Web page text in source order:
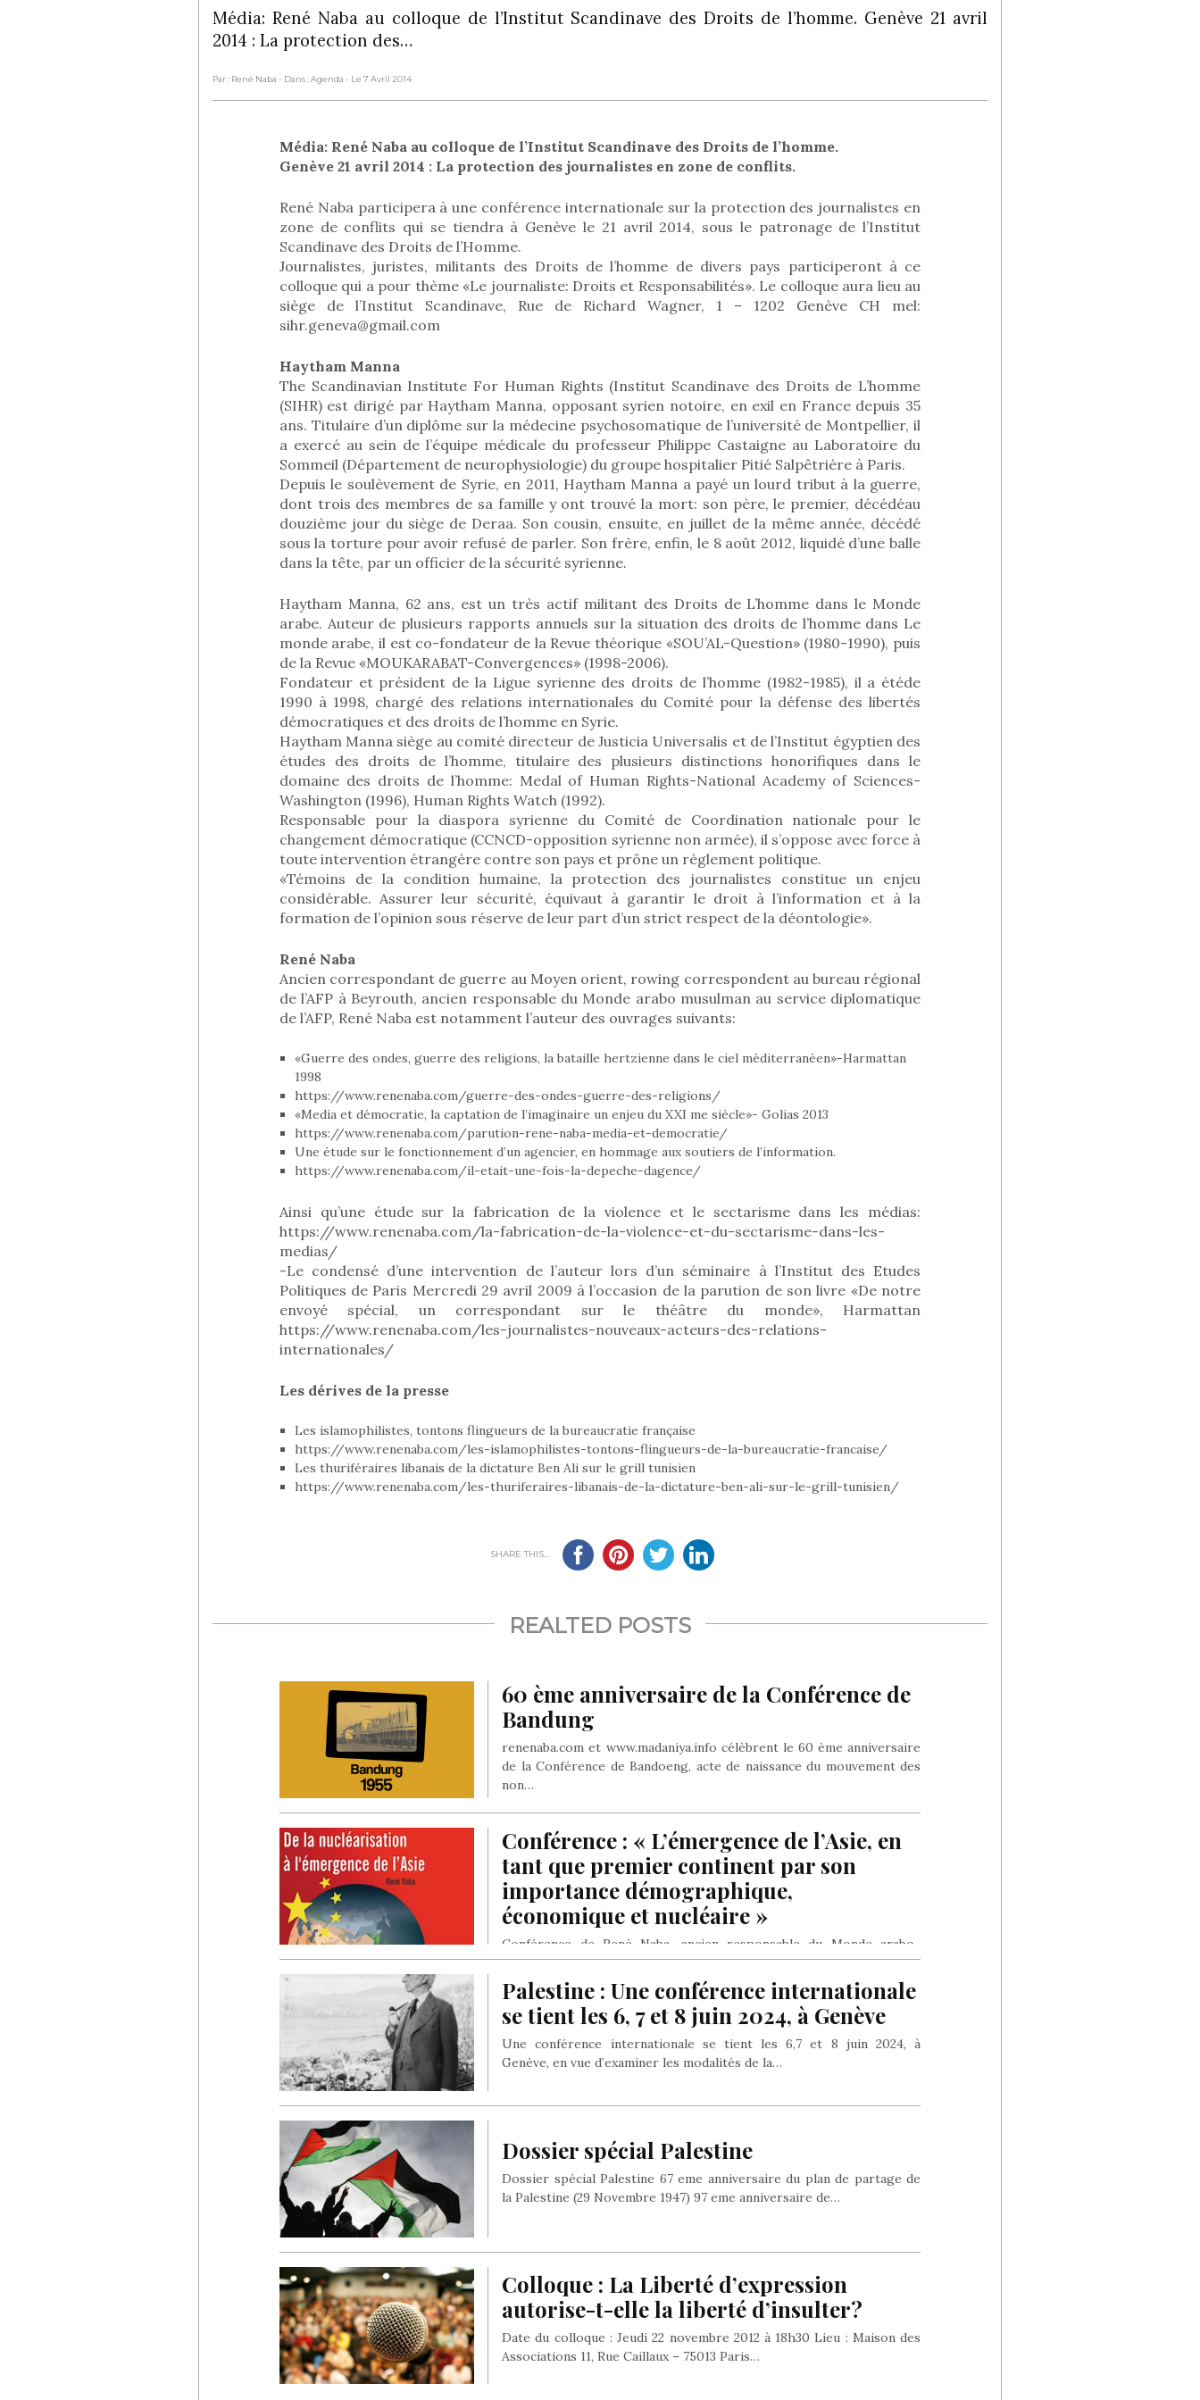
Média: René Naba au colloque de l’Institut Scandinave des Droits de l’homme. Genève 21 avril
2014 : La protection des…
Par : René Naba - Dans : Agenda - Le 7 Avril 2014
Média: René Naba au colloque de l’Institut Scandinave des Droits de l’homme.
Genève 21 avril 2014 : La protection des journalistes en zone de conflits.
René Naba participera à une conférence internationale sur la protection des journalistes en
zone de conflits qui se tiendra à Genève le 21 avril 2014, sous le patronage de l’Institut
Scandinave des Droits de l’Homme.
Journalistes, juristes, militants des Droits de l’homme de divers pays participeront à ce
colloque qui a pour thème «Le journaliste: Droits et Responsabilités». Le colloque aura lieu au
siège de l’Institut Scandinave, Rue de Richard Wagner, 1 – 1202 Genève CH mel:
sihr.geneva@gmail.com
Haytham Manna
The Scandinavian Institute For Human Rights (Institut Scandinave des Droits de L’homme
(SIHR) est dirigé par Haytham Manna, opposant syrien notoire, en exil en France depuis 35
ans. Titulaire d’un diplôme sur la médecine psychosomatique de l’université de Montpellier, il
a exercé au sein de l’équipe médicale du professeur Philippe Castaigne au Laboratoire du
Sommeil (Département de neurophysiologie) du groupe hospitalier Pitié Salpêtrière à Paris.
Depuis le soulèvement de Syrie, en 2011, Haytham Manna a payé un lourd tribut à la guerre,
dont trois des membres de sa famille y ont trouvé la mort: son père, le premier, décédéau
douzième jour du siège de Deraa. Son cousin, ensuite, en juillet de la même année, décédé
sous la torture pour avoir refusé de parler. Son frère, enfin, le 8 août 2012, liquidé d’une balle
dans la tête, par un officier de la sécurité syrienne.
Haytham Manna, 62 ans, est un très actif militant des Droits de L’homme dans le Monde
arabe. Auteur de plusieurs rapports annuels sur la situation des droits de l’homme dans Le
monde arabe, il est co-fondateur de la Revue théorique «SOU’AL-Question» (1980-1990), puis
de la Revue «MOUKARABAT-Convergences» (1998-2006).
Fondateur et président de la Ligue syrienne des droits de l’homme (1982-1985), il a étéde
1990 à 1998, chargé des relations internationales du Comité pour la défense des libertés
démocratiques et des droits de l’homme en Syrie.
Haytham Manna siège au comité directeur de Justicia Universalis et de l’Institut égyptien des
études des droits de l’homme, titulaire des plusieurs distinctions honorifiques dans le
domaine des droits de l’homme: Medal of Human Rights-National Academy of Sciences-
Washington (1996), Human Rights Watch (1992).
Responsable pour la diaspora syrienne du Comité de Coordination nationale pour le
changement démocratique (CCNCD-opposition syrienne non armée), il s’oppose avec force à
toute intervention étrangère contre son pays et prône un règlement politique.
«Témoins de la condition humaine, la protection des journalistes constitue un enjeu
considérable. Assurer leur sécurité, équivaut à garantir le droit à l’information et à la
formation de l’opinion sous réserve de leur part d’un strict respect de la déontologie».
René Naba
Ancien correspondant de guerre au Moyen orient, rowing correspondent au bureau régional
de l’AFP à Beyrouth, ancien responsable du Monde arabo musulman au service diplomatique
de l’AFP, René Naba est notamment l’auteur des ouvrages suivants:
«Guerre des ondes, guerre des religions, la bataille hertzienne dans le ciel méditerranéen»-Harmattan
1998
https://www.renenaba.com/guerre-des-ondes-guerre-des-religions/
«Media et démocratie, la captation de l’imaginaire un enjeu du XXI me siècle»- Golias 2013
https://www.renenaba.com/parution-rene-naba-media-et-democratie/
Une étude sur le fonctionnement d’un agencier, en hommage aux soutiers de l’information.
https://www.renenaba.com/il-etait-une-fois-la-depeche-dagence/
Ainsi qu’une étude sur la fabrication de la violence et le sectarisme dans les médias:
https://www.renenaba.com/la-fabrication-de-la-violence-et-du-sectarisme-dans-les-
medias/
-Le condensé d’une intervention de l’auteur lors d’un séminaire à l’Institut des Etudes
Politiques de Paris Mercredi 29 avril 2009 à l’occasion de la parution de son livre «De notre
envoyé spécial, un correspondant sur le théâtre du monde», Harmattan
https://www.renenaba.com/les-journalistes-nouveaux-acteurs-des-relations-
internationales/
Les dérives de la presse
Les islamophilistes, tontons flingueurs de la bureaucratie française
https://www.renenaba.com/les-islamophilistes-tontons-flingueurs-de-la-bureaucratie-francaise/
Les thuriféraires libanais de la dictature Ben Ali sur le grill tunisien
https://www.renenaba.com/les-thuriferaires-libanais-de-la-dictature-ben-ali-sur-le-grill-tunisien/
SHARE THIS...
REALTED POSTS
60 ème anniversaire de la Conférence de
Bandung
renenaba.com et www.madaniya.info célèbrent le 60 ème anniversaire
de la Conférence de Bandoeng, acte de naissance du mouvement des
non…
Conférence : « L’émergence de l’Asie, en
tant que premier continent par son
importance démographique,
économique et nucléaire »
Conférence de René Naba, ancien responsable du Monde arabo-
musulman au service diplomatique de l’Agence France Presse,
directeur du site madaniya.info…
Palestine : Une conférence internationale
se tient les 6, 7 et 8 juin 2024, à Genève
Une conférence internationale se tient les 6,7 et 8 juin 2024, à
Genève, en vue d’examiner les modalités de la…
Dossier spécial Palestine
Dossier spécial Palestine 67 eme anniversaire du plan de partage de
la Palestine (29 Novembre 1947) 97 eme anniversaire de…
Colloque : La Liberté d’expression
autorise-t-elle la liberté d’insulter?
Date du colloque : Jeudi 22 novembre 2012 à 18h30 Lieu : Maison des
Associations 11, Rue Caillaux – 75013 Paris…